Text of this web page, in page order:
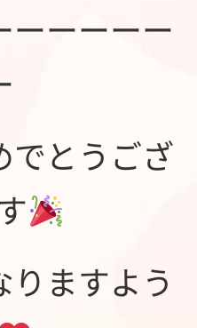
ーーーーー
でとうござ
ますよう